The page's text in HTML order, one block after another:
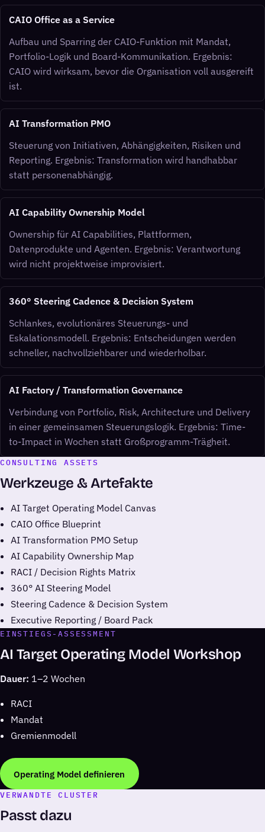
CAIO Office as a Service
Aufbau und Sparring der CAIO-Funktion mit Mandat,
Portfolio-Logik und Board-Kommunikation. Ergebnis:
CAIO wird wirksam, bevor die Organisation voll ausgereift
ist.
AI Transformation PMO
Steuerung von Initiativen, Abhängigkeiten, Risiken und
Reporting. Ergebnis: Transformation wird handhabbar
statt personenabhängig.
AI Capability Ownership Model
Ownership für AI Capabilities, Plattformen,
Datenprodukte und Agenten. Ergebnis: Verantwortung
wird nicht projektweise improvisiert.
360° Steering Cadence & Decision System
Schlankes, evolutionäres Steuerungs- und
Eskalationsmodell. Ergebnis: Entscheidungen werden
schneller, nachvollziehbarer und wiederholbar.
AI Factory / Transformation Governance
Verbindung von Portfolio, Risk, Architecture und Delivery
in einer gemeinsamen Steuerungslogik. Ergebnis: Time-
to-Impact in Wochen statt Großprogramm-Trägheit.
CONSULTING ASSETS
Werkzeuge & Artefakte
AI Target Operating Model Canvas
CAIO Office Blueprint
AI Transformation PMO Setup
AI Capability Ownership Map
RACI / Decision Rights Matrix
360° AI Steering Model
Steering Cadence & Decision System
Executive Reporting / Board Pack
EINSTIEGS-ASSESSMENT
AI Target Operating Model Workshop
Dauer: 1–2 Wochen
RACI
Mandat
Gremienmodell
Operating Model definieren
VERWANDTE CLUSTER
Passt dazu